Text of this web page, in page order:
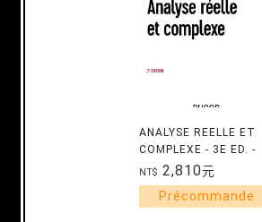
ANALYSE REELLE ET
COMPLEXE - 3E ED. -
COURS ET EXERCICES
NT$ 2,810元